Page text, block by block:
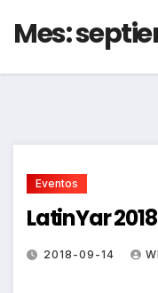
Mes:
Eventos
LatinYar 2018
2018-09-14